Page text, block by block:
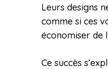
Leurs designs
comme si ces
économiser de
Ce succès